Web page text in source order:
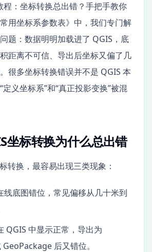
程：坐标转换总出错？手把手教你
用坐标系参数表》中，我们专门解
题：数据明明加载进了 QGIS，底
距离不可信、导出后坐标又偏了几
很多坐标转换错误并不是 QGIS 本
义坐标系”和“真正投影变换”被混
坐标转换为什么总出错
转换，最容易出现三类现象：
线底图错位，常见偏移从几十米到
QGIS 中显示正常，导出为
后又错位。